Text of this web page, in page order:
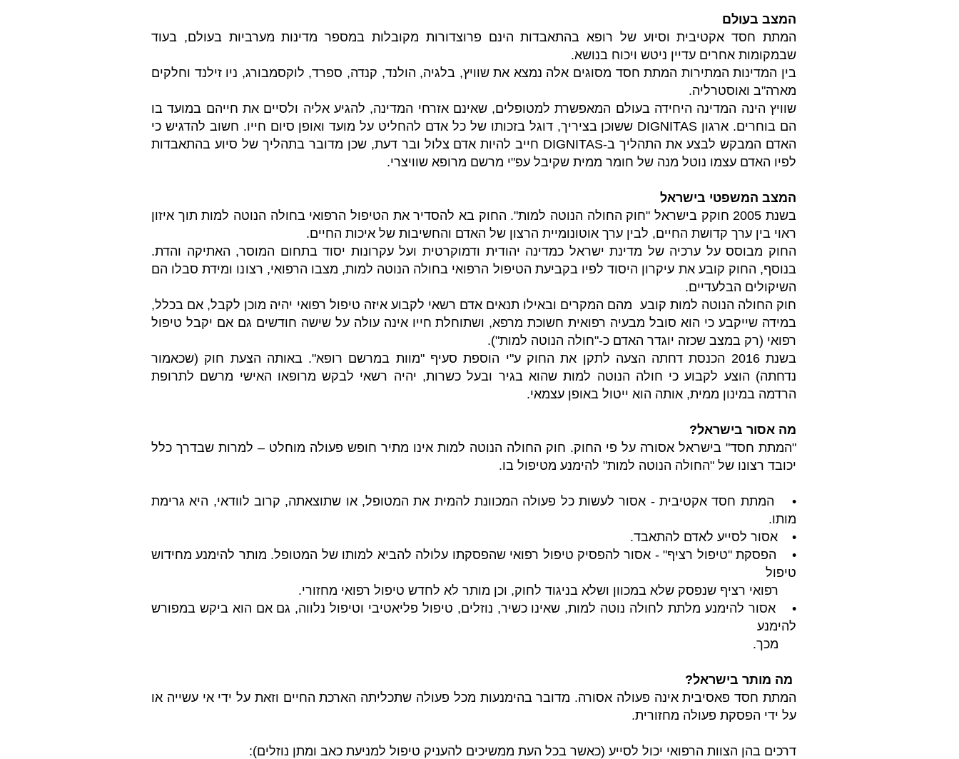
המצב בעולם
המתת חסד אקטיבית וסיוע של רופא בהתאבדות הינם פרוצדורות מקובלות במספר מדינות מערביות בעולם, בעוד
שבמקומות אחרים עדיין ניטש ויכוח בנושא.
בין המדינות המתירות המתת חסד מסוגים אלה נמצא את שוויץ, בלגיה, הולנד, קנדה, ספרד, לוקסמבורג, ניו זילנד וחלקים
מארה"ב ואוסטרליה.
שוויץ הינה המדינה היחידה בעולם המאפשרת למטופלים, שאינם אזרחי המדינה, להגיע אליה ולסיים את חייהם במועד בו
הם בוחרים. ארגון DIGNITAS ששוכן בציריך, דוגל בזכותו של כל אדם להחליט על מועד ואופן סיום חייו. חשוב להדגיש כי
האדם המבקש לבצע את התהליך ב-DIGNITAS חייב להיות אדם צלול ובר דעת, שכן מדובר בתהליך של סיוע בהתאבדות
לפיו האדם עצמו נוטל מנה של חומר ממית שקיבל עפ"י מרשם מרופא שוויצרי.
המצב המשפטי בישראל
בשנת 2005 חוקק בישראל "חוק החולה הנוטה למות". החוק בא להסדיר את הטיפול הרפואי בחולה הנוטה למות תוך איזון
ראוי בין ערך קדושת החיים, לבין ערך אוטונומיית הרצון של האדם והחשיבות של איכות החיים.
החוק מבוסס על ערכיה של מדינת ישראל כמדינה יהודית ודמוקרטית ועל עקרונות יסוד בתחום המוסר, האתיקה והדת.
בנוסף, החוק קובע את עיקרון היסוד לפיו בקביעת הטיפול הרפואי בחולה הנוטה למות, מצבו הרפואי, רצונו ומידת סבלו הם
השיקולים הבלעדיים.
חוק החולה הנוטה למות קובע מהם המקרים ובאילו תנאים אדם רשאי לקבוע איזה טיפול רפואי יהיה מוכן לקבל, אם בכלל,
במידה שייקבע כי הוא סובל מבעיה רפואית חשוכת מרפא, ושתוחלת חייו אינה עולה על שישה חודשים גם אם יקבל טיפול
רפואי (רק במצב שכזה יוגדר האדם כ-"חולה הנוטה למות").
בשנת 2016 הכנסת דחתה הצעה לתקן את החוק ע"י הוספת סעיף "מוות במרשם רופא". באותה הצעת חוק (שכאמור
נדחתה) הוצע לקבוע כי חולה הנוטה למות שהוא בגיר ובעל כשרות, יהיה רשאי לבקש מרופאו האישי מרשם לתרופת
הרדמה במינון ממית, אותה הוא ייטול באופן עצמאי.
מה אסור בישראל?
"המתת חסד" בישראל אסורה על פי החוק. חוק החולה הנוטה למות אינו מתיר חופש פעולה מוחלט – למרות שבדרך כלל
יכובד רצונו של "החולה הנוטה למות" להימנע מטיפול בו.
• המתת חסד אקטיבית - אסור לעשות כל פעולה המכוונת להמית את המטופל, או שתוצאתה, קרוב לוודאי, היא גרימת
מותו.
• אסור לסייע לאדם להתאבד.
• הפסקת "טיפול רציף" - אסור להפסיק טיפול רפואי שהפסקתו עלולה להביא למותו של המטופל. מותר להימנע מחידוש
טיפול
רפואי רציף שנפסק שלא במכוון ושלא בניגוד לחוק, וכן מותר לא לחדש טיפול רפואי מחזורי.
• אסור להימנע מלתת לחולה נוטה למות, שאינו כשיר, נוזלים, טיפול פליאטיבי וטיפול נלווה, גם אם הוא ביקש במפורש
להימנע
מכך.
מה מותר בישראל?
המתת חסד פאסיבית אינה פעולה אסורה. מדובר בהימנעות מכל פעולה שתכליתה הארכת החיים וזאת על ידי אי עשייה או
על ידי הפסקת פעולה מחזורית.
דרכים בהן הצוות הרפואי יכול לסייע (כאשר בכל העת ממשיכים להעניק טיפול למניעת כאב ומתן נוזלים):